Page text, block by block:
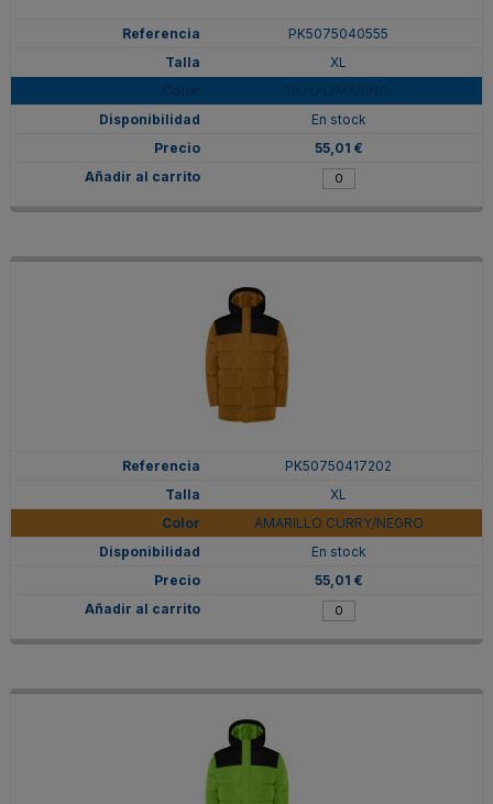
PK5075040555
XL
En stock
55,01 €
PK50750417202
XL
AMARILLO CURRY/NEGRO
En stock
55,01 €